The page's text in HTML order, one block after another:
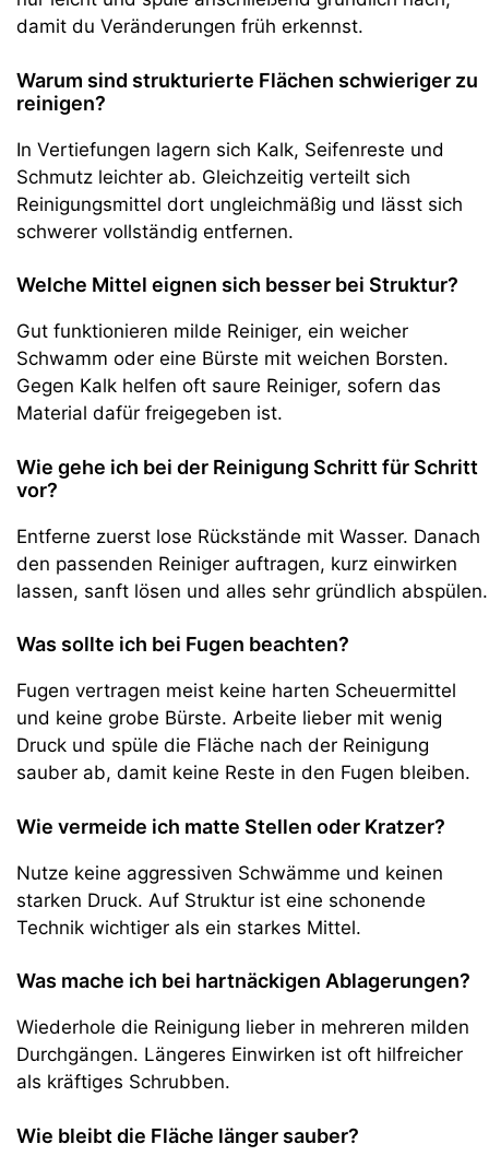
damit du Veränderungen früh erkennst.
Warum sind strukturierte Flächen schwieriger zu
reinigen?
In Vertiefungen lagern sich Kalk, Seifenreste und
Schmutz leichter ab. Gleichzeitig verteilt sich
Reinigungsmittel dort ungleichmäßig und lässt sich
schwerer vollständig entfernen.
Welche Mittel eignen sich besser bei Struktur?
Gut funktionieren milde Reiniger, ein weicher
Schwamm oder eine Bürste mit weichen Borsten.
Gegen Kalk helfen oft saure Reiniger, sofern das
Material dafür freigegeben ist.
Wie gehe ich bei der Reinigung Schritt für Schritt
vor?
Entferne zuerst lose Rückstände mit Wasser. Danach
den passenden Reiniger auftragen, kurz einwirken
lassen, sanft lösen und alles sehr gründlich abspülen.
Was sollte ich bei Fugen beachten?
Fugen vertragen meist keine harten Scheuermittel
und keine grobe Bürste. Arbeite lieber mit wenig
Druck und spüle die Fläche nach der Reinigung
sauber ab, damit keine Reste in den Fugen bleiben.
Wie vermeide ich matte Stellen oder Kratzer?
Nutze keine aggressiven Schwämme und keinen
starken Druck. Auf Struktur ist eine schonende
Technik wichtiger als ein starkes Mittel.
Was mache ich bei hartnäckigen Ablagerungen?
Wiederhole die Reinigung lieber in mehreren milden
Durchgängen. Längeres Einwirken ist oft hilfreicher
als kräftiges Schrubben.
Wie bleibt die Fläche länger sauber?